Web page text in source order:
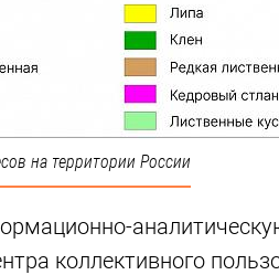
на территории России
коллективного